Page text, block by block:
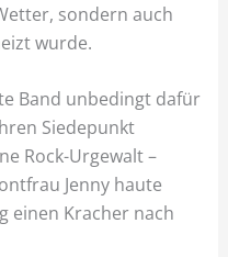
sondern auch
wurde.
Band unbedingt dafür
Siedepunkt
Rock-Urgewalt –
Jenny haute
einen Kracher nach